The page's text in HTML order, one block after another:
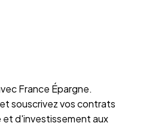
France Épargne.
souscrivez vos contrats
d'investissement aux